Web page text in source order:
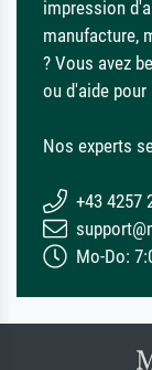
impression
manufacture,
? Vous avez
ou d'aide
Nos experts
+43 4257
Mo-Do: